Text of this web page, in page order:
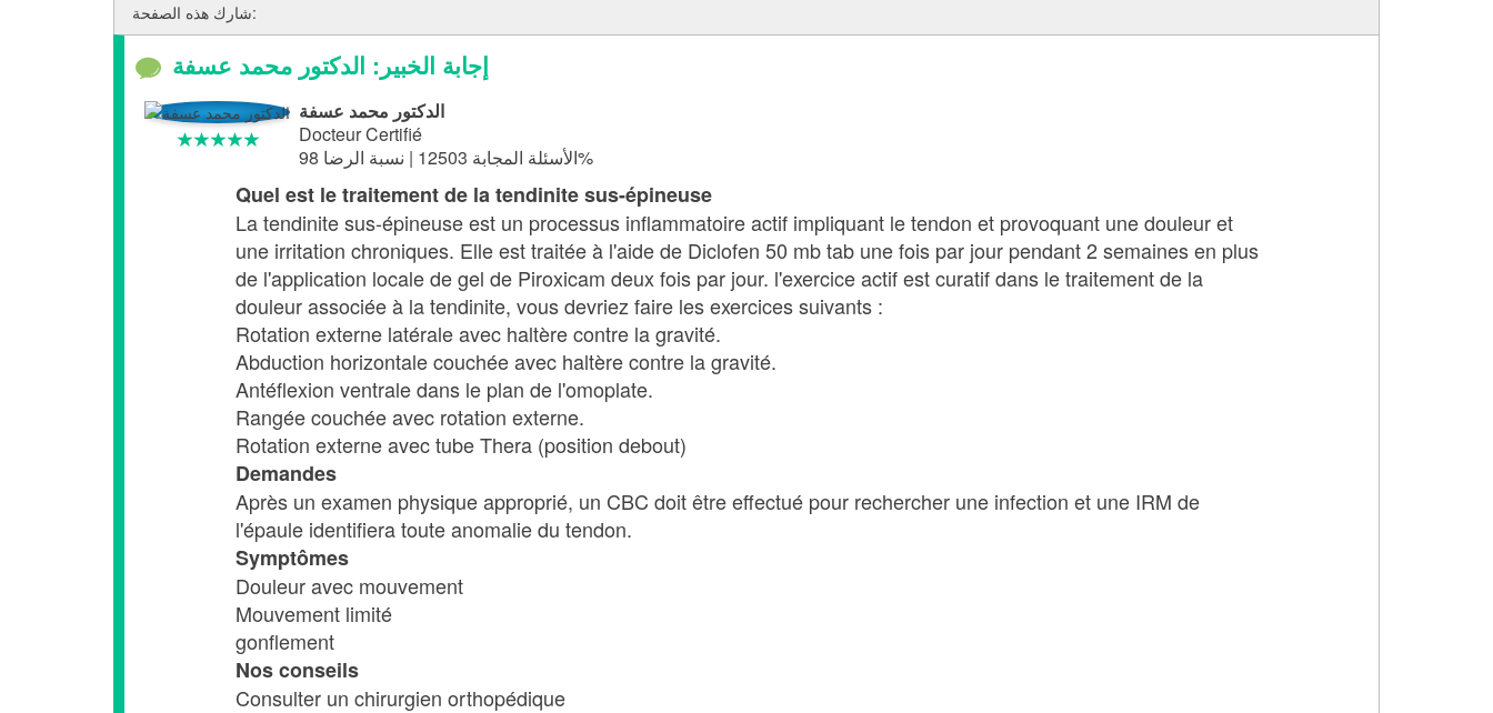
شارك هذه الصفحة:
إجابة الخبير: الدكتور محمد عسفة
الدكتور محمد عسفة
Docteur Certifié
الأسئلة المجابة 12503 | نسبة الرضا 98%
Quel est le traitement de la tendinite sus-épineuse
La tendinite sus-épineuse est un processus inflammatoire actif impliquant le tendon et provoquant une douleur et
une irritation chroniques. Elle est traitée à l'aide de Diclofen 50 mb tab une fois par jour pendant 2 semaines en plus
de l'application locale de gel de Piroxicam deux fois par jour. l'exercice actif est curatif dans le traitement de la
douleur associée à la tendinite, vous devriez faire les exercices suivants :
Rotation externe latérale avec haltère contre la gravité.
Abduction horizontale couchée avec haltère contre la gravité.
Antéflexion ventrale dans le plan de l'omoplate.
Rangée couchée avec rotation externe.
Rotation externe avec tube Thera (position debout)
Demandes
Après un examen physique approprié, un CBC doit être effectué pour rechercher une infection et une IRM de
l'épaule identifiera toute anomalie du tendon.
Symptômes
Douleur avec mouvement
Mouvement limité
gonflement
Nos conseils
Consulter un chirurgien orthopédique